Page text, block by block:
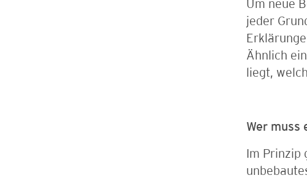
Um neue
jeder
Ähnlich
liegt,
Wer muss
Im Prinzip